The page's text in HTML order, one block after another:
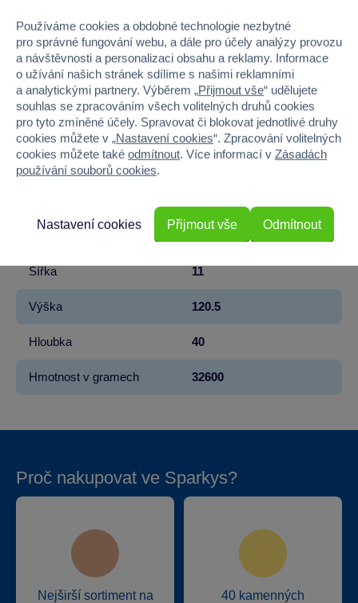
EAN 0050743172298
Kód produktu 939MP-172298E13
Značka MGA Entertainment
Řada LITTLE TIKES
Věk od
Šířka 11
Výška 120.5
Hloubka 40
Hmotnost v gramech 32600
Proč nakupovat ve Sparkys?
Nejširší sortiment na
40 kamenných
Používáme cookies a obdobné technologie nezbytné
pro správné fungování webu, a dále pro účely analýzy provozu
a návštěvnosti a personalizaci obsahu a reklamy. Informace
o užívání našich stránek sdílíme s našimi reklamními
a analytickými partnery. Výběrem „Přijmout vše“ udělujete
souhlas se zpracováním všech volitelných druhů cookies
pro tyto zmíněné účely. Spravovat či blokovat jednotlivé druhy
cookies můžete v „Nastavení cookies“. Zpracování volitelných
cookies můžete také odmítnout. Více informací v Zásadách
používání souborů cookies.
Odmítnout
Nastavení cookies Přijmout vše